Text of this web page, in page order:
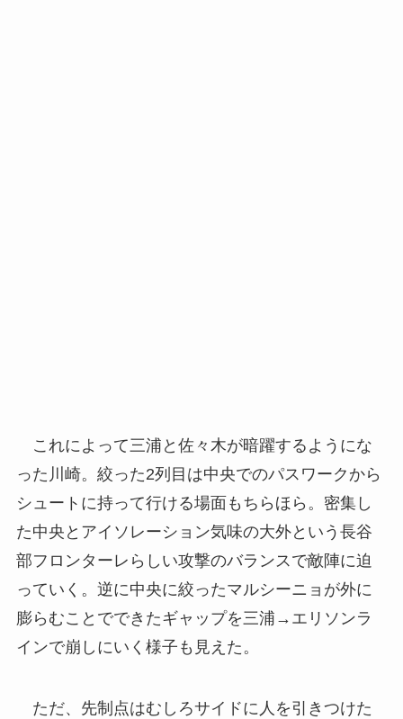
これによって三浦と佐々木が暗躍するようにな
った川崎。絞った2列目は中央でのパスワークから
シュートに持って行ける場面もちらほら。密集し
た中央とアイソレーション気味の大外という長谷
部フロンターレらしい攻撃のバランスで敵陣に迫
っていく。逆に中央に絞ったマルシーニョが外に
膨らむことでできたギャップを三浦→エリソンラ
インで崩しにいく様子も見えた。
ただ、先制点はむしろサイドに人を引きつけた